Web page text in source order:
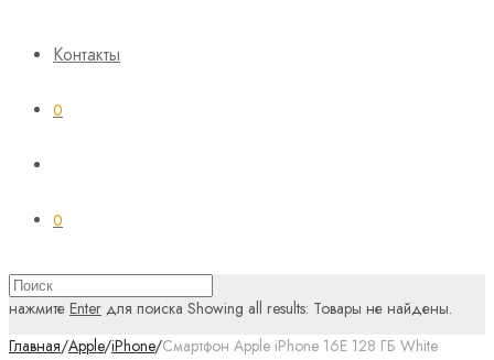
Контакты
0
0
нажмите Enter для поиска Showing all results: Товары не найдены.
Главная/Apple/iPhone/Смартфон Apple iPhone 16E 128 ГБ White